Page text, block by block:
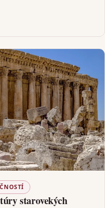
starovekých